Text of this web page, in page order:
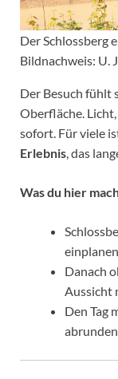
Der Schlossberg
Bildnachweis: U.
Der Besuch fühlt
Oberfläche.
sofort. Für viele
Erlebnis, das
Was du hier
einplanen
Danach
Aussicht
Den Tag
abrunden